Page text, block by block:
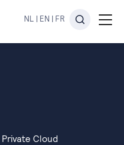
NL | EN | FR
Cloud